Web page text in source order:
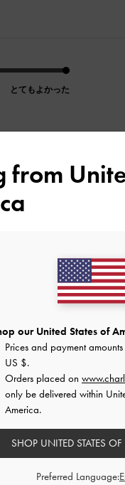
とてもよかった
快適さ
全て
りもしっかりしてい
た
from
our United States of
Prices and payment
US $.
Orders placed on
only be delivered within
America.
SHOP UNITED STATES
Preferred Language: